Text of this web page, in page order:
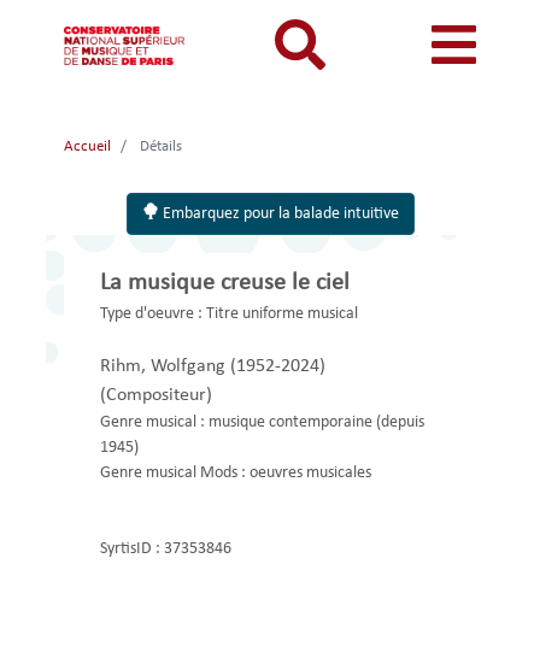
au
contenu
Catalogue
Mon
compte
mobile
Menu
mon
mobile
Je me connecte pour la première fois
Menu
mobile
INFORMATIONS PRATIQUES
LECTURES A VUE
FONDS CDMC-MMC
Accueil Détails
Embarquez pour la balade intuitive
La musique creuse le ciel
Type d'oeuvre : Titre uniforme musical
Rihm, Wolfgang (1952-2024)
(Compositeur)
Genre musical : musique contemporaine (depuis
1945)
Genre musical Mods : oeuvres musicales
SyrtisID : 37353846